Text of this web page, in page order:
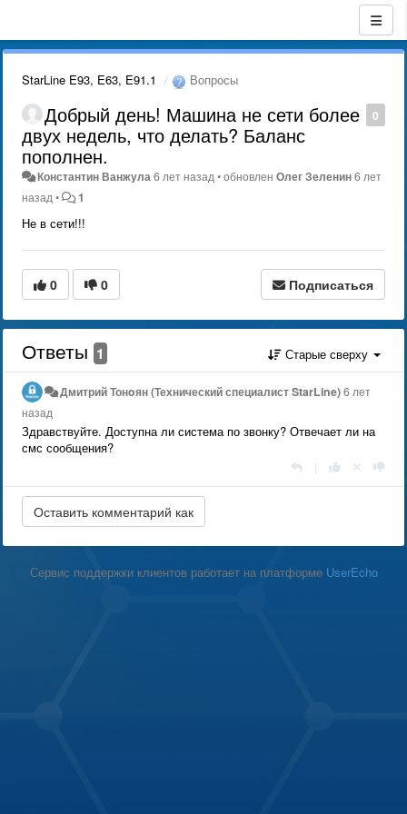
StarLine E93, E63, E91.1 Вопросы
0
Добрый день! Машина не сети более
двух недель, что делать? Баланс
пополнен.
Константин Ванжула 6 лет назад •обновленОлег Зеленин6 лет
назад • 1
Не в сети!!!
0 0 Подписаться
Ответы 1 Старые сверху
Дмитрий Тонoян (Технический специалист StarLine)6 лет
назад
Здравствуйте. Доступна ли система по звонку? Отвечает ли на
смс сообщения?
Сервис поддержки клиентов работает на платформе UserEcho